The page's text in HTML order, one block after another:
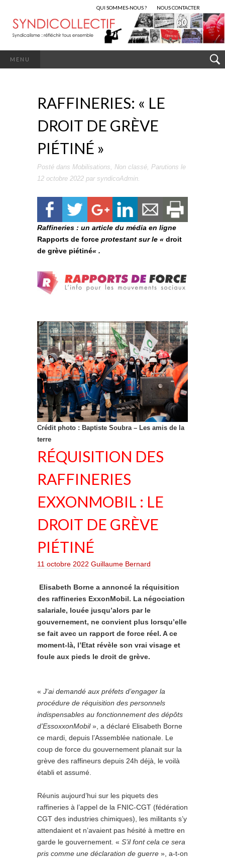
QUI SOMMES-NOUS ? NOUS CONTACTER
MENU
RAFFINERIES: « LE
DROIT DE GRÈVE
PIÉTINÉ »
Posté dans Mobilisations, Non classé, Parutions le
12 octobre 2022 par syndicoAdmin.
Raffineries : un article du média en ligne
Rapports de force protestant sur le « droit
de grève piétiné« .
Crédit photo : Baptiste Soubra – Les amis de la
terre
RÉQUISITION DES
RAFFINERIES
EXXONMOBIL : LE
DROIT DE GRÈVE
PIÉTINÉ
11 octobre 2022 Guillaume Bernard
Elisabeth Borne a annoncé la réquisition
des raffineries ExxonMobil. La négociation
salariale, louée jusqu’alors par le
gouvernement, ne convient plus lorsqu’elle
se fait avec un rapport de force réel. A ce
moment-là, l’Etat révèle son vrai visage et
foule aux pieds le droit de grève.
« J’ai demandé aux préfets d’engager la
procédure de réquisition des personnels
indispensables au fonctionnement des dépôts
d’EssoxxonMobil», a déclaré Elisabeth Borne
ce mardi, depuis l’Assemblée nationale. Le
coup de force du gouvernement planait sur la
grève des raffineurs depuis 24h déjà, le voilà
établi et assumé.
Réunis aujourd’hui sur les piquets des
raffineries à l’appel de la FNIC-CGT (fédération
CGT des industries chimiques), les militants s’y
attendaient et n’avaient pas hésité à mettre en
garde le gouvernement. « S’il font cela ce sera
pris comme une déclaration de guerre », a-t-on